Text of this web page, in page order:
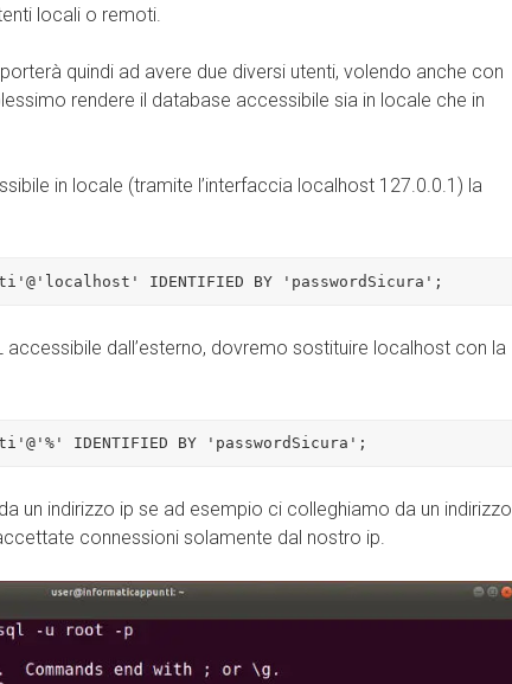
locali o remoti.
quindi ad avere due diversi utenti, volendo anche con
rendere il database accessibile sia in locale che in
in locale (tramite l’interfaccia localhost 127.0.0.1) la
IDENTIFIED BY 'passwordSicura';
accessibile dall’esterno, dovremo sostituire localhost con la
IDENTIFIED BY 'passwordSicura';
un indirizzo ip se ad esempio ci colleghiamo da un indirizzo
connessioni solamente dal nostro ip.